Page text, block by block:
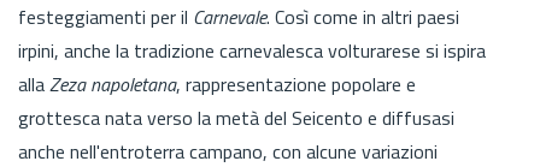
festeggiamenti per il Carnevale. Così come in altri paesi
irpini, anche la tradizione carnevalesca volturarese si ispira
allaZeza napoletana, rappresentazione popolare e
grottesca nata verso la metà del Seicento e diffusasi
anche nell'entroterra campano, con alcune variazioni